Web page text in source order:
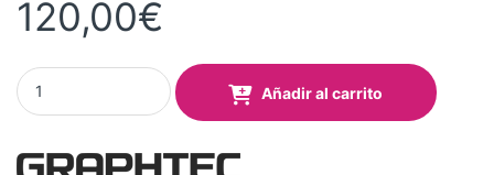
120,00€
Hoja protectora de Vinilo transparente, espesor 0.3mm.
Añadir al carrito